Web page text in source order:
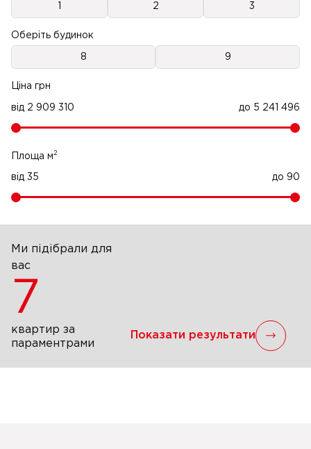
2 3
Оберіть будинок
8 9
Ціна грн
від 2 909 310 до 5 241 496
Площа м 2
від 35 до 90
Ми підібрали для
вас
7
квартир за
параментрами
Показати результати